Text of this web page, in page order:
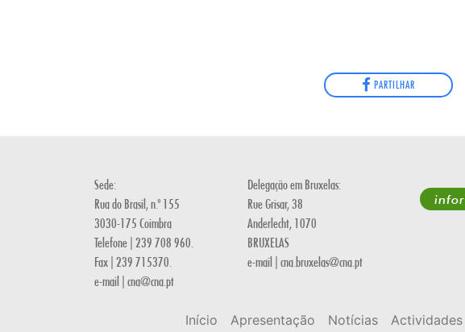
PARTILHAR
Sede:
Rua do Brasil, n.º 155
3030-175 Coimbra
Telefone | 239 708 960.
Fax | 239 715370.
e-mail | cna@cna.pt
Delegação em Bruxelas:
Rue Grisar, 38
Anderlecht, 1070
BRUXELAS
e-mail | cna.bruxelas@cna.pt
infor
Início Apresentação Notícias Actividades